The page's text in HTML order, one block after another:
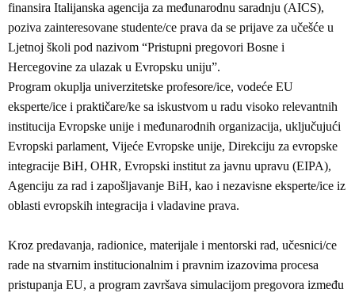
finansira Italijanska agencija za međunarodnu saradnju (AICS),
poziva zainteresovane studente/ce prava da se prijave za učešće u
Ljetnoj školi pod nazivom “Pristupni pregovori Bosne i
Hercegovine za ulazak u Evropsku uniju”.
Program okuplja univerzitetske profesore/ice, vodeće EU
eksperte/ice i praktičare/ke sa iskustvom u radu visoko relevantnih
institucija Evropske unije i međunarodnih organizacija, uključujući
Evropski parlament, Vijeće Evropske unije, Direkciju za evropske
integracije BiH, OHR, Evropski institut za javnu upravu (EIPA),
Agenciju za rad i zapošljavanje BiH, kao i nezavisne eksperte/ice iz
oblasti evropskih integracija i vladavine prava.
Kroz predavanja, radionice, materijale i mentorski rad, učesnici/ce
rade na stvarnim institucionalnim i pravnim izazovima procesa
pristupanja EU, a program završava simulacijom pregovora između